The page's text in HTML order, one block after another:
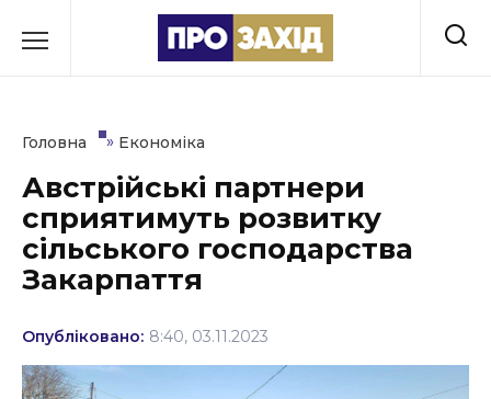
до
Культура
Освіта
Політика
Головна » Економіка
Австрійські партнери
сприятимуть розвитку
сільського господарства
Закарпаття
Опубліковано: 8:40, 03.11.2023